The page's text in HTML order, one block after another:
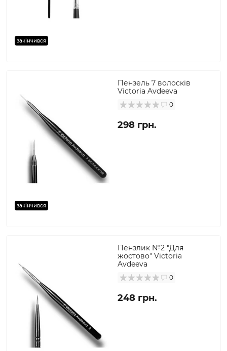
закінчився
закінчився
Пензель 7 волосків
Victoria Avdeeva
0
298 грн.
Пензлик №2 "Для
жостово" Victoria
Avdeeva
0
248 грн.